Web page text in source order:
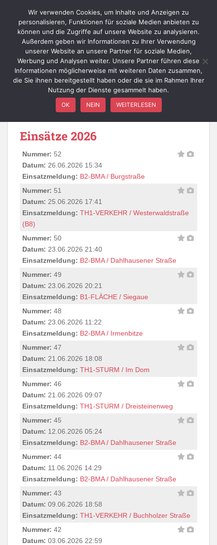
Einsätze
Einsätze 2026
Nummer: 52
Datum: 26.06.2026 15:34
Einsatzmeldung: B2-BMA / Burgstraße
Nummer: 51
Datum: 25.06.2026 17:41
Einsatzmeldung: TH1-VERKEHR / Westerwaldstraße
(B8)
Nummer: 50
Datum: 23.06.2026 21:40
Einsatzmeldung: B2-BMA / Dahlhausener Straße
Nummer: 49
Datum: 23.06.2026 20:21
Einsatzmeldung: B1-FLÄCHE / Siegaue
Nummer: 48
Datum: 23.06.2026 11:22
Einsatzmeldung: B2-BMA / Irmenbitze
Nummer: 47
Datum: 21.06.2026 18:08
Einsatzmeldung: TH1-STURM / Im Dom
Nummer: 46
Datum: 21.06.2026 09:07
Einsatzmeldung: TH1-STURM / Dreisteinenweg
Nummer: 45
Datum: 12.06.2026 05:24
Einsatzmeldung: B2-BMA / Dahlhausener Straße
Nummer: 44
Datum: 11.06.2026 14:29
Einsatzmeldung: B2-BMA / Dahlhausener Straße
Nummer: 43
Datum: 09.06.2026 18:58
Einsatzmeldung: TH1-VERKEHR / Buchholzer Straße
Nummer: 42
Datum: 03.06.2026 22:59
Wir verwenden Cookies, um Inhalte und Anzeigen zu
personalisieren, Funktionen für soziale Medien anbieten zu
können und die Zugriffe auf unsere Website zu analysieren.
Außerdem geben wir Informationen zu Ihrer Verwendung
unserer Website an unsere Partner für soziale Medien,
Werbung und Analysen weiter. Unsere Partner führen diese
Informationen möglicherweise mit weiteren Daten zusammen,
die Sie ihnen bereitgestellt haben oder die sie im Rahmen Ihrer
Nutzung der Dienste gesammelt haben.
OK NEIN WEITERLESEN